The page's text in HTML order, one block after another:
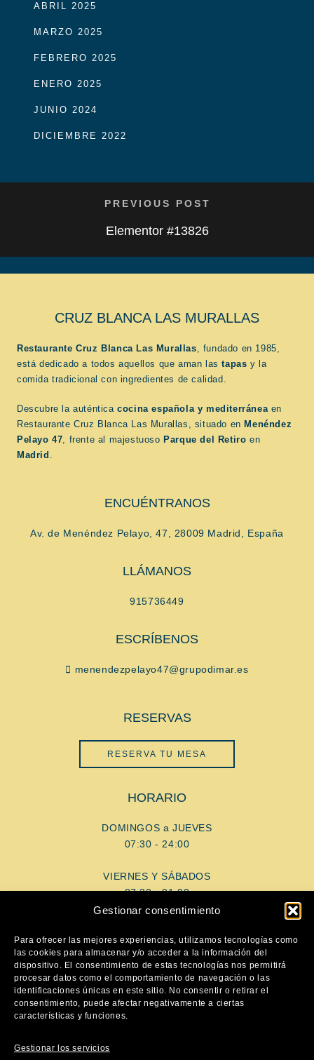
Gestionar consentimiento
Para ofrecer las mejores experiencias, utilizamos tecnologías como
las cookies para almacenar y/o acceder a la información del
dispositivo. El consentimiento de estas tecnologías nos permitirá
procesar datos como el comportamiento de navegación o las
identificaciones únicas en este sitio. No consentir o retirar el
consentimiento, puede afectar negativamente a ciertas
características y funciones.
Gestionar los servicios
ABRIL 2025
MARZO 2025
FEBRERO 2025
ENERO 2025
JUNIO 2024
DICIEMBRE 2022
PREVIOUS POST
Elementor #13826
CRUZ BLANCA LAS MURALLAS
Restaurante Cruz Blanca Las Murallas, fundado en 1985,
está dedicado a todos aquellos que aman lastapasy la
comida tradicional con ingredientes de calidad.
Descubre la auténticacocina española y mediterráneaen
Restaurante Cruz Blanca Las Murallas, situado en Menéndez
Pelayo 47, frente al majestuoso Parque del Retiro en
Madrid .
ENCUÉNTRANOS
Av. de Menéndez Pelayo, 47, 28009 Madrid, España
LLÁMANOS
915736449
ESCRÍBENOS
menendezpelayo47@grupodimar.es
RESERVAS
RESERVA TU MESA
HORARIO
DOMINGOS a JUEVES
07:30 - 24:00
VIERNES Y SÁBADOS
07:30 - 01:00
AYUDA
Aviso Legal
Política de privacidad
Política de cookies